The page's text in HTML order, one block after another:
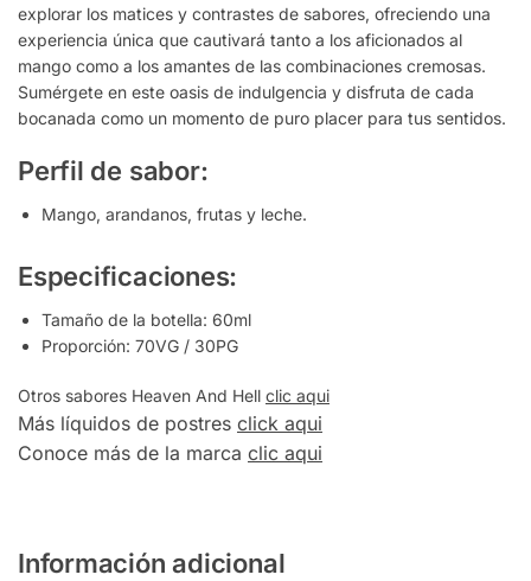
explorar los matices y contrastes de sabores, ofreciendo una
experiencia única que cautivará tanto a los aficionados al
mango como a los amantes de las combinaciones cremosas.
Sumérgete en este oasis de indulgencia y disfruta de cada
bocanada como un momento de puro placer para tus sentidos.
Perfil de sabor:
Mango, arandanos, frutas y leche.
Especificaciones:
Tamaño de la botella: 60ml
Proporción: 70VG / 30PG
Otros sabores Heaven And Hell clic aqui
Más líquidos de postres click aqui
Conoce más de la marca clic aqui
Información adicional